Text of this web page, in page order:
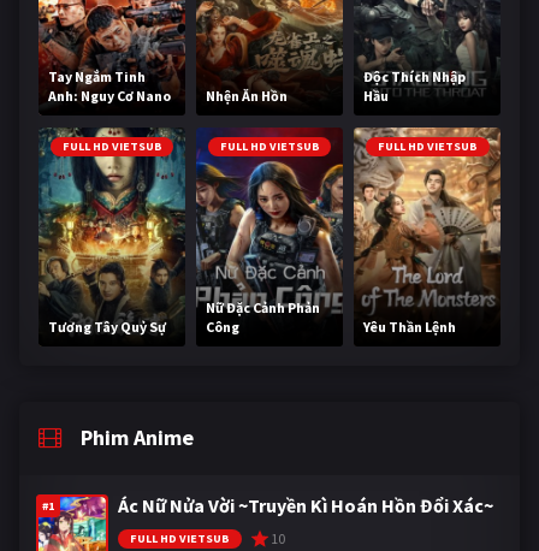
Tay Ngắm Tinh
Anh: Nguy Cơ Nano
Nhện Ăn Hồn
Độc Thích Nhập
Hầu
FULL HD VIETSUB
Tương Tây Quỷ Sự
FULL HD VIETSUB
Nữ Đặc Cảnh Phản
Công
FULL HD VIETSUB
Yêu Thần Lệnh
Phim Anime
#1 Ác Nữ Nửa Vời ~Truyền Kì Hoán Hồn Đổi Xác~
FULL HD VIETSUB 10